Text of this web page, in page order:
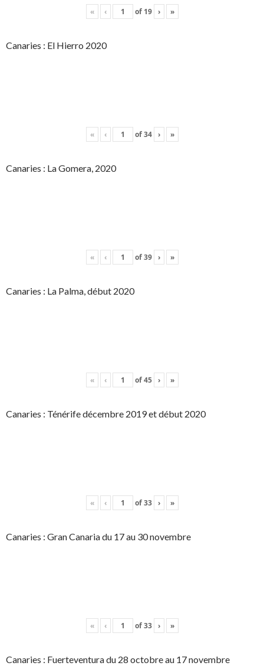
« ‹ of 19 › »
Canaries : El Hierro 2020
« ‹ of34 › »
Canaries : La Gomera, 2020
« ‹ of39 › »
Canaries : La Palma, début 2020
« ‹ of45 › »
Canaries : Ténérife décembre 2019 et début 2020
« ‹ of33 › »
Canaries : Gran Canaria du 17 au 30 novembre
« ‹ of33 › »
Canaries : Fuerteventura du 28 octobre au 17 novembre